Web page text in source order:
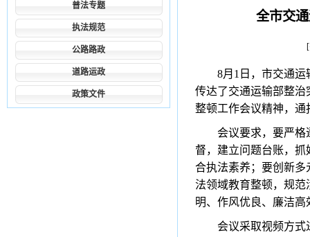
普法专题
执法规范
公路路政
道路运政
政策文件
全市交
8月1日，市交通
传达了交通运输部整
整顿工作会议精神，
会议要求，要严
督，建立问题台账，
合执法素养；要创新
法领域教育整顿，规
明、作风优良、廉洁
会议采取视频方